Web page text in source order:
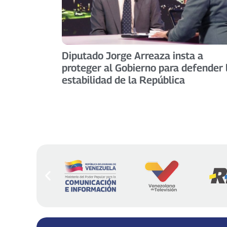
Diputado Jorge Arreaza insta a
proteger al Gobierno para defender
estabilidad de la República